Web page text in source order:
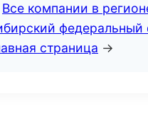
Все компании в
федеральный
страница →